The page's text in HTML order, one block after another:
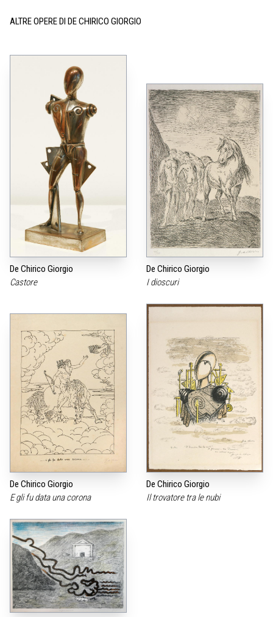
ALTRE OPERE DI DE CHIRICO GIORGIO
De Chirico Giorgio
Castore
De Chirico Giorgio
I dioscuri
De Chirico Giorgio
E gli fu data una corona
De Chirico Giorgio
Il trovatore tra le nubi